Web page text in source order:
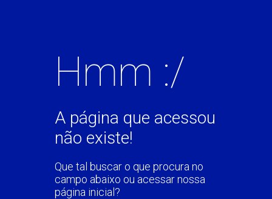
Hmm :/
A página que acessou
não existe!
Que tal buscar o que procura no
campo abaixo ou acessar nossa
página inicial?